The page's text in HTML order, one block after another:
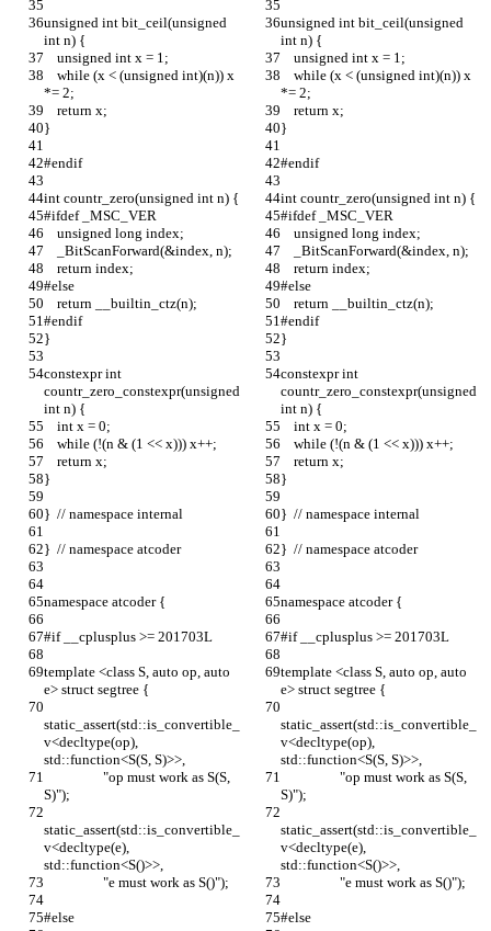
unsigned int bit_ceil(unsigned
int n) {
unsigned int bit_ceil(unsigned
int n) {
    unsigned int x = 1;
    unsigned int x = 1;
*= 2;
*= 2;
    return x;
    return x;
}
}
#endif #endif
int countr_zero(unsigned int n) {
int countr_zero(unsigned int n) {
#ifdef _MSC_VER
#ifdef _MSC_VER
    unsigned long index;
    unsigned long index;
    _BitScanForward(&index, n);
    _BitScanForward(&index, n);
    return index;
    return index;
#else
#else
    return __builtin_ctz(n);
    return __builtin_ctz(n);
#endif
#endif
}
}
constexpr int
countr_zero_constexpr(unsigned
int n) {
constexpr int
countr_zero_constexpr(unsigned
int n) {
    int x = 0;
    int x = 0;
    while (!(n & (1 << x))) x++;
    while (!(n & (1 << x))) x++;
    return x;
    return x;
}
}
}  // namespace internal }  // namespace internal
}  // namespace atcoder }  // namespace atcoder
namespace atcoder { namespace atcoder {
#if __cplusplus >= 201703L #if __cplusplus >= 201703L
template <class S, auto op, auto
e> struct segtree {
template <class S, auto op, auto
e> struct segtree {
static_assert(std::is_convertible_
v<decltype(op),
std::function<S(S, S)>>,
static_assert(std::is_convertible_
v<decltype(op),
std::function<S(S, S)>>,
S)");
S)");
static_assert(std::is_convertible_
v<decltype(e),
std::function<S()>>,
static_assert(std::is_convertible_
v<decltype(e),
std::function<S()>>,
                  "e must work as S()");
                  "e must work as S()");
#else #else